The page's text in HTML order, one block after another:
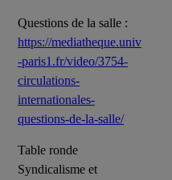
Questions de la salle :
https://mediatheque.univ
-paris1.fr/video/3754-
circulations-
internationales-
questions-de-la-salle/
Table ronde
Syndicalisme et